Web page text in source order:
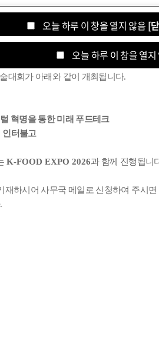
학회소식
Korean
2024
오늘 하루 이 창을 열지 않음 [
오늘 하루 이 창을 열지
대회가 아래와 같이 개최됩니다.
혁명을 통한 미래 푸드테크
인터불고
K-FOOD EXPO 2026과 함께 진행됩니
재하시어 사무국 메일로 신청하여 주시면
.